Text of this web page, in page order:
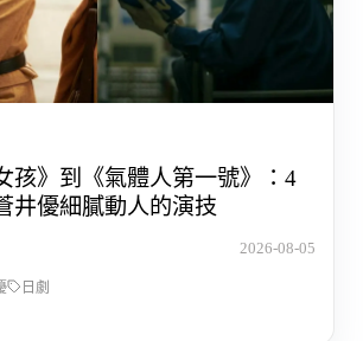
孩》到《氣體人第一號》：4
井優細膩動人的演技
2026-08-05
日劇